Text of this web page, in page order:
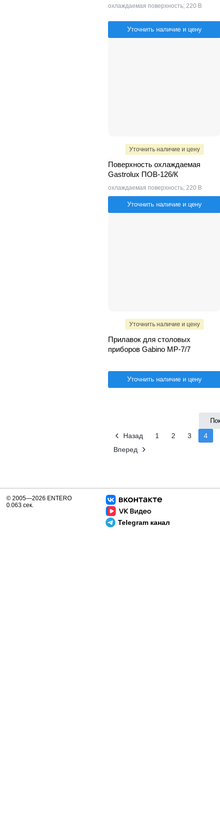
охлаждаемая поверхность; 220 В
Уточнить наличие и цену
Уточнить наличие и цену
Поверхность охлаждаемая
Gastrolux ПОВ-126/К
охлаждаемая поверхность; 220 В
Уточнить наличие и цену
Уточнить наличие и цену
Прилавок для столовых
приборов Gabino MP-7/7
Уточнить наличие и цену
Назад 1 2 3
4
Вперед
Telegram канал
© 2005—2026 ENTERO
0.063 сек.